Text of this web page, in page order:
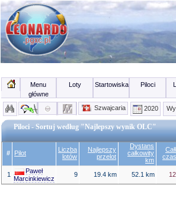
Menu
główne
Loty Startowiska Piloci
Szwajcaria
2020
Piloci - Sortuj według "Najlepszy wynik OLC"
# Pilot
Liczba
lotów
Najlepszy
przelot
Dystans
całkowity
km
1
Paweł
Marcinkiewicz
9 19.4 km 52.1 km